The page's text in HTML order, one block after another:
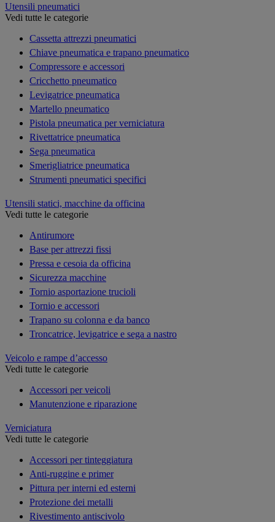
Utensili pneumatici
Vedi tutte le categorie
Cassetta attrezzi pneumatici
Chiave pneumatica e trapano pneumatico
Compressore e accessori
Cricchetto pneumatico
Levigatrice pneumatica
Martello pneumatico
Pistola pneumatica per verniciatura
Rivettatrice pneumatica
Sega pneumatica
Smerigliatrice pneumatica
Strumenti pneumatici specifici
Utensili statici, macchine da officina
Vedi tutte le categorie
Antirumore
Base per attrezzi fissi
Pressa e cesoia da officina
Sicurezza macchine
Tornio asportazione trucioli
Tornio e accessori
Trapano su colonna e da banco
Troncatrice, levigatrice e sega a nastro
Veicolo e rampe d’accesso
Vedi tutte le categorie
Accessori per veicoli
Manutenzione e riparazione
Verniciatura
Vedi tutte le categorie
Accessori per tinteggiatura
Anti-ruggine e primer
Pittura per interni ed esterni
Protezione dei metalli
Rivestimento antiscivolo